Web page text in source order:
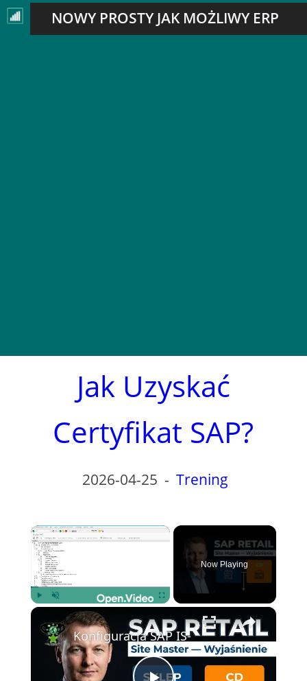
NOWY PROSTY JAK MOŻLIWY ERP
Jak Uzyskać
Certyfikat SAP?
2026-04-25 - Trening
×
Now Playing
×
Konfiguracja SAP IS-Retail — Site